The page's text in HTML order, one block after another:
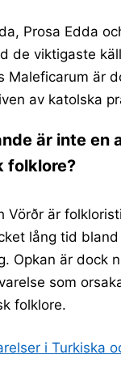
Prosa Edda
de viktigaste
Maleficarum är
av katolska
är inte en
folklore?
Vörðr är
lång tid
Opkan är dock
som
folklore.
i Turkiska